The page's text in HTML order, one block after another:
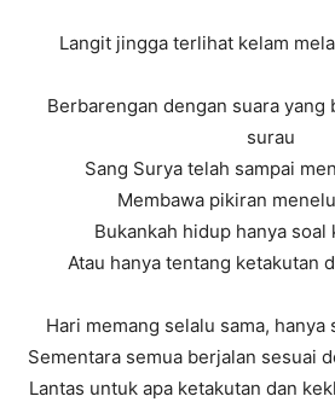
Langit jingga terlihat kelam
Berbarengan dengan suara yang
surau
Sang Surya telah sampai
Membawa pikiran
Bukankah hidup hanya soal
Atau hanya tentang ketakutan
Hari memang selalu sama, hanya
Sementara semua berjalan sesuai
Lantas untuk apa ketakutan dan